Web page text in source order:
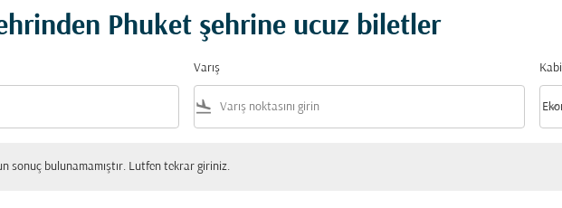
Phuket şehrine ucuz biletler
Varış
flight_land keyboard_arrow_down
sonuç bulunamamıştır. Lutfen tekrar giriniz.